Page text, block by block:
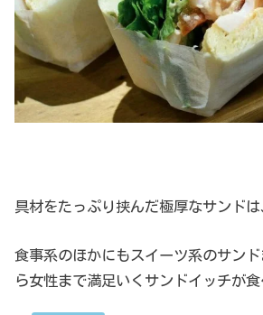
具材をたっぷり挟んだ極厚なサンドは
食事系のほかにもスイーツ系のサン
ら女性まで満足いくサンドイッチが食